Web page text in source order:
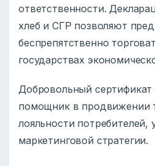
ответственности.
хлеб и СГР позволяют
беспрепятственно
государствах
Добровольный
помощник в продвижении
лояльности потребителей,
маркетинговой стратегии.